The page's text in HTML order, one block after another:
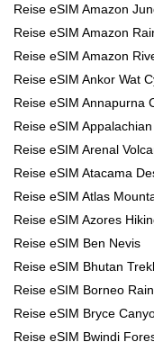
Reise eSIM Amazon
Reise eSIM Amazon
Reise eSIM Amazon
Reise eSIM Ankor Wat
Reise eSIM Annapurna
Reise eSIM
Reise eSIM Arenal
Reise eSIM Atacama
Reise eSIM Atlas
Reise eSIM Azores
Reise eSIM Ben Nevis
Reise eSIM Bhutan
Reise eSIM Borneo
Reise eSIM Bryce
Reise eSIM Bwindi